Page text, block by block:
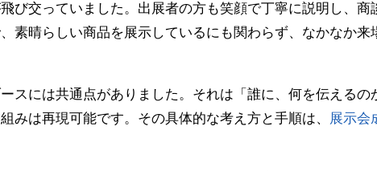
び交っていました。出展者の方も笑顔で丁寧に説明し、商
素晴らしい商品を展示しているにも関わらず、なかなか来
スには共通点がありました。それは「誰に、何を伝えるの
みは再現可能です。その具体的な考え方と手順は、 展示会